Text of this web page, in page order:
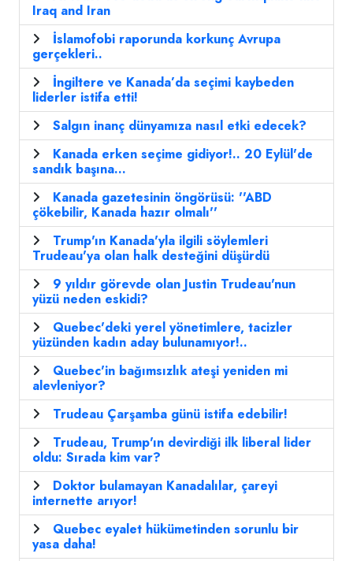
Iraq and Iran
İslamofobi raporunda korkunç Avrupa
gerçekleri..
İngiltere ve Kanada’da seçimi kaybeden
liderler istifa etti!
Salgın inanç dünyamıza nasıl etki edecek?
Kanada erken seçime gidiyor!.. 20 Eylül'de
sandık başına...
Kanada gazetesinin öngörüsü: ''ABD
çökebilir, Kanada hazır olmalı''
Trump'ın Kanada'yla ilgili söylemleri
Trudeau'ya olan halk desteğini düşürdü
9 yıldır görevde olan Justin Trudeau'nun
yüzü neden eskidi?
Quebec'deki yerel yönetimlere, tacizler
yüzünden kadın aday bulunamıyor!..
Quebec'in bağımsızlık ateşi yeniden mi
alevleniyor?
Trudeau Çarşamba günü istifa edebilir!
Trudeau, Trump'ın devirdiği ilk liberal lider
oldu: Sırada kim var?
Doktor bulamayan Kanadalılar, çareyi
internette arıyor!
Quebec eyalet hükümetinden sorunlu bir
yasa daha!